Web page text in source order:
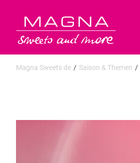
Magna Sweets de Saison & Themen